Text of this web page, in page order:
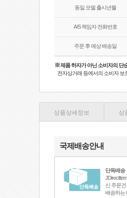
동일 모델 출시년월
A/S 책임자 전화번호
주문 후 예상 배송일
※제품 하자가 아닌 소비자의 단
전자상거래 등에서의 소비자 보
상품상세정보 상
국제배송안내
단독배송
신 주문
배송하는